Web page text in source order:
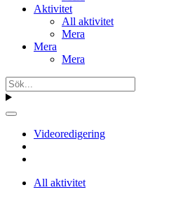
Aktivitet
All aktivitet
Mera
Mera
Mera
Videoredigering
All aktivitet